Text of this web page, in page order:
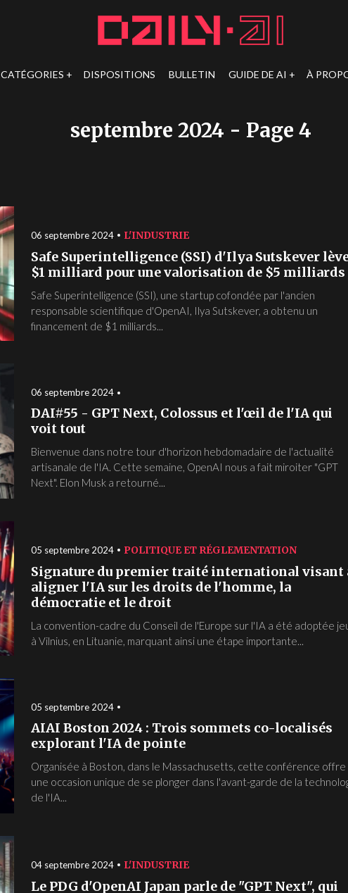
CATÉGORIES DISPOSITIONS BULLETIN GUIDE DE AI À
septembre 2024 - Page 4
06 septembre 2024 L'INDUSTRIE
Safe Superintelligence (SSI) d'Ilya Sutskever
$1 milliard pour une valorisation de $5 milliards
Safe Superintelligence (SSI), une startup cofondée par l'ancien
responsable scientifique d'OpenAI, Ilya Sutskever, a obtenu un
financement de $1 milliards...
06 septembre 2024
DAI#55 - GPT Next, Colossus et l'œil de l'IA qui
voit tout
Bienvenue dans notre tour d'horizon hebdomadaire de l'actualité
artisanale de l'IA. Cette semaine, OpenAI nous a fait miroiter "GPT
Next". Elon Musk a retourné...
05 septembre 2024 POLITIQUE ET RÉGLEMENTATION
Signature du premier traité international visant
aligner l'IA sur les droits de l'homme, la
démocratie et le droit
La convention-cadre du Conseil de l'Europe sur l'IA a été adoptée
à Vilnius, en Lituanie, marquant ainsi une étape importante...
05 septembre 2024
AIAI Boston 2024 : Trois sommets co-localisés
explorant l'IA de pointe
Organisée à Boston, dans le Massachusetts, cette conférence offre
une occasion unique de se plonger dans l'avant-garde de la
de l'IA...
04 septembre 2024 L'INDUSTRIE
Le PDG d'OpenAI Japan parle de "GPT Next", qui